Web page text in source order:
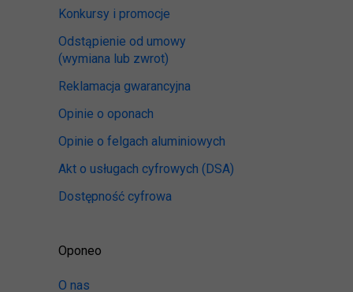
Konkursy i promocje
Odstąpienie od umowy
(wymiana lub zwrot)
Reklamacja gwarancyjna
Opinie o oponach
Opinie o felgach aluminiowych
Akt o usługach cyfrowych (DSA)
Dostępność cyfrowa
Oponeo
O nas